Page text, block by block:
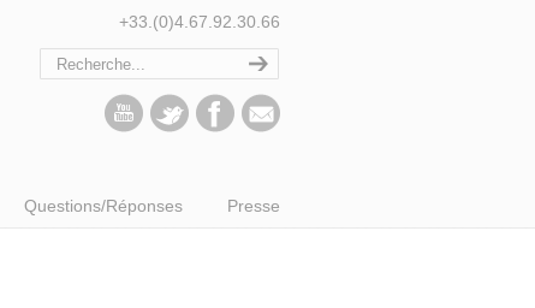
+33.(0)4.67.92.30.66
Questions/Réponses Presse